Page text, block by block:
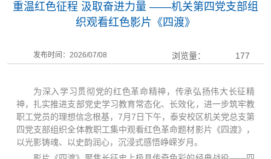
重温红色征程 汲取奋进力量 ——机关第四党支部组
织观看红色影片《四渡》
发布时间：2026/07/08 浏览量： 177
为深入学习贯彻党的红色革命精神，传承弘扬伟大长征精
神，扎实推进支部党史学习教育常态化、长效化，进一步筑牢教
职工党员的理想信念根基，7月7日下午，泰安校区机关党总支第
四党支部组织全体教职工集中观看红色革命题材影片《四渡》，
以光影铸魂、以史韵润心，沉浸式感悟峥嵘岁月。